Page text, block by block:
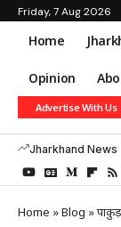
Friday, 7 Aug 2026
Home
Opinion
Advertise With Us
Jharkhand News
Home »Blog »पाकुड़